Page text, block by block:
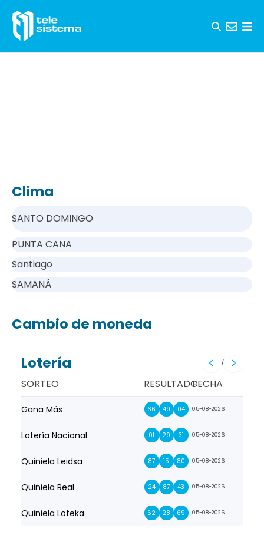
Clima
SANTO DOMINGO
PUNTA CANA
Santiago
SAMANÁ
Cambio de moneda
Lotería /
SORTEO RESULTADOFECHA
Gana Más 66 49 04 05-08-2026
Lotería Nacional 01 29 31 05-08-2026
Quiniela Leidsa 87 15 80 05-08-2026
Quiniela Real 24 87 43 05-08-2026
Quiniela Loteka 62 28 69 05-08-2026